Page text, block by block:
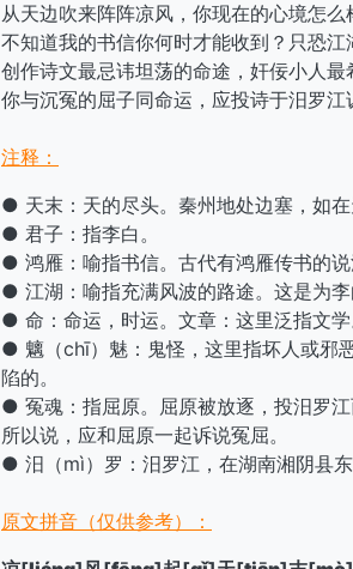
从天边吹来阵阵凉风，你现在的心境怎么
不知道我的书信你何时才能收到？只恐江
创作诗文最忌讳坦荡的命途，奸佞小人最
你与沉冤的屈子同命运，应投诗于汨罗江
注释：
● 天末：天的尽头。秦州地处边塞，如
● 君子：指李白。
● 鸿雁：喻指书信。古代有鸿雁传书的说
● 江湖：喻指充满风波的路途。这是为李
● 命：命运，时运。文章：这里泛指文
● 魑（chī）魅：鬼怪，这里指坏人或邪
陷的。
● 冤魂：指屈原。屈原被放逐，投汨罗江
所以说，应和屈原一起诉说冤屈。
● 汨（mì）罗：汨罗江，在湖南湘阴县东
原文拼音（仅供参考）：